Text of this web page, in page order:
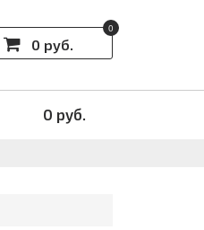
0 руб.
0
0 руб.